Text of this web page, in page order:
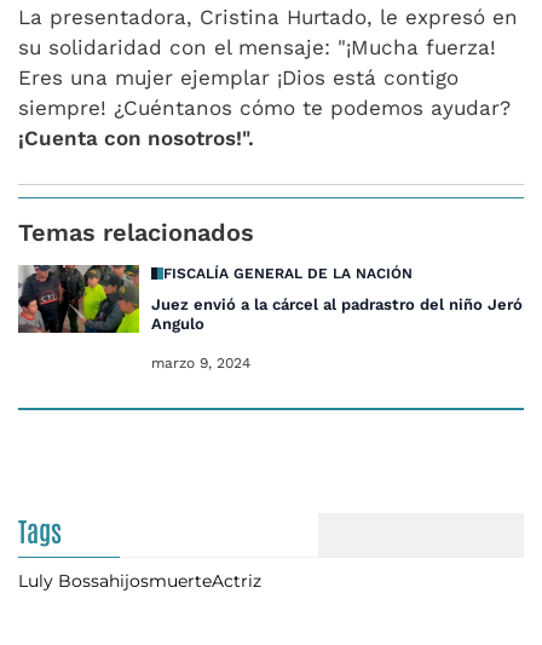
La presentadora, Cristina Hurtado, le expresó en
su solidaridad con el mensaje: "¡Mucha fuerza!
Eres una mujer ejemplar ¡Dios está contigo
siempre! ¿Cuéntanos cómo te podemos ayudar?
¡Cuenta con nosotros!".
Temas relacionados
FISCALÍA GENERAL DE LA NACIÓN
Juez envió a la cárcel al padrastro del niño
Angulo
marzo 9, 2024
Tags
Luly BossahijosmuerteActriz